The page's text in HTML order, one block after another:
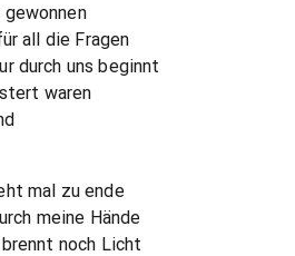
all die Fragen
durch uns beginnt
waren
mal zu ende
meine Hände
noch Licht